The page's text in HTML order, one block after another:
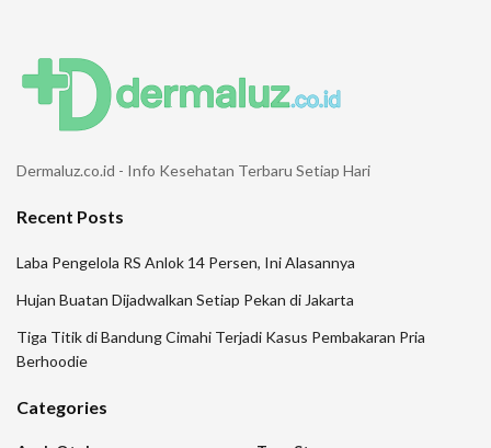
Dermaluz.co.id - Info Kesehatan Terbaru Setiap Hari
Recent Posts
Laba Pengelola RS Anlok 14 Persen, Ini Alasannya
Hujan Buatan Dijadwalkan Setiap Pekan di Jakarta
Tiga Titik di Bandung Cimahi Terjadi Kasus Pembakaran Pria
Berhoodie
Categories